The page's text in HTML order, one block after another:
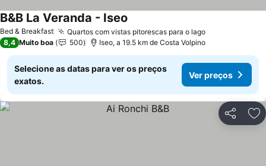
Bed & Breakfast Quartos com vistas pitorescas para o lago
B&B La Veranda - Iseo
8,4 Muito boa 500 Iseo, a 19.5 km de Costa Volpino
Selecione as datas para ver os preços
exatos.
Ver preços
Partilhar